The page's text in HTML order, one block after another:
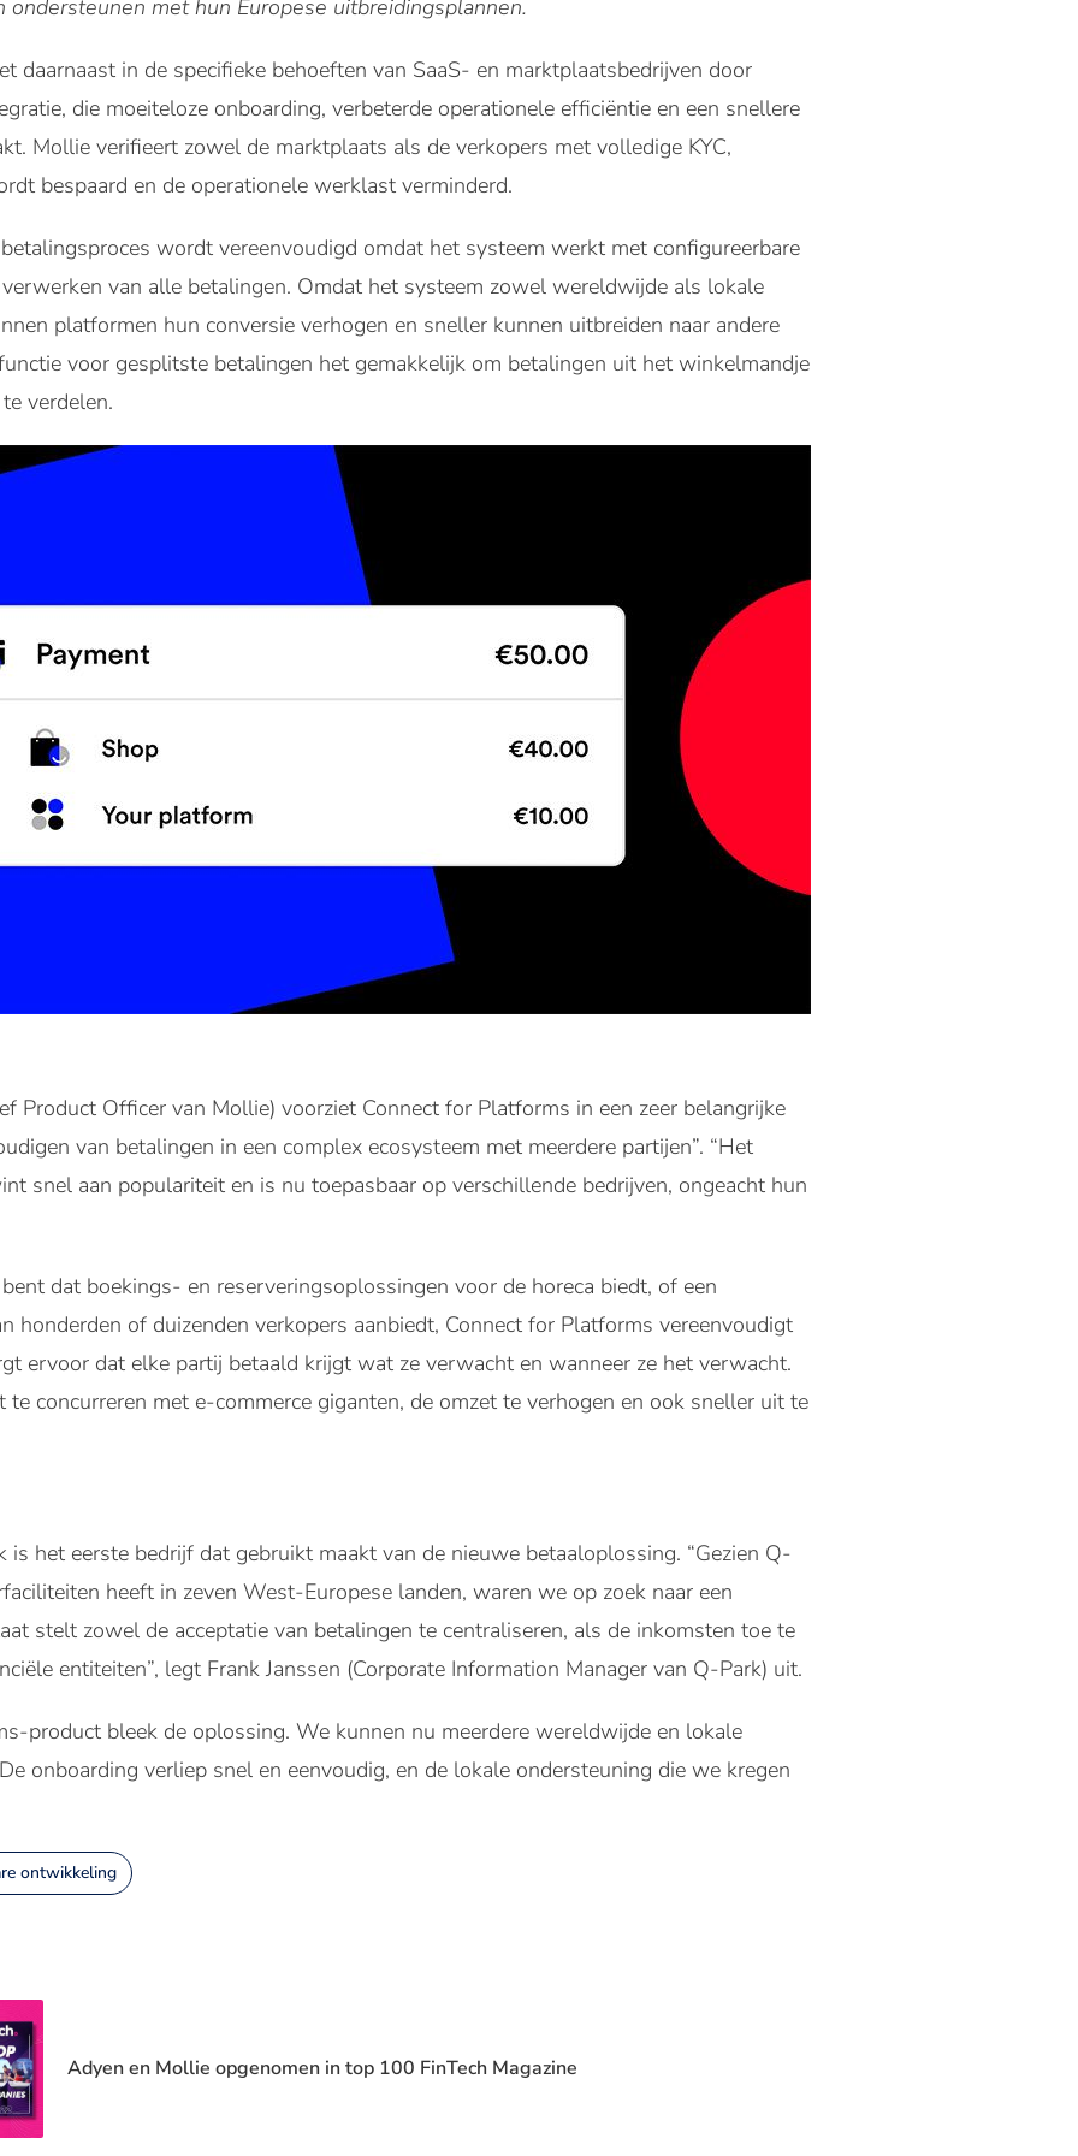
met hun Europese uitbreidingsplannen.
daarnaast in de specifieke behoeften van SaaS- en marktplaatsbedrijven door
die moeiteloze onboarding, verbeterde operationele efficiëntie en een snellere
Mollie verifieert zowel de marktplaats als de verkopers met volledige KYC,
bespaard en de operationele werklast verminderd.
wordt vereenvoudigd omdat het systeem werkt met configureerbare
verwerken van alle betalingen. Omdat het systeem zowel wereldwijde als lokale
platformen hun conversie verhogen en sneller kunnen uitbreiden naar andere
voor gesplitste betalingen het gemakkelijk om betalingen uit het winkelmandje
verdelen.
Product Officer van Mollie) voorziet Connect for Platforms in een zeer belangrijke
van betalingen in een complex ecosysteem met meerdere partijen”. “Het
snel aan populariteit en is nu toepasbaar op verschillende bedrijven, ongeacht hun
dat boekings- en reserveringsoplossingen voor de horeca biedt, of een
honderden of duizenden verkopers aanbiedt, Connect for Platforms vereenvoudigt
ervoor dat elke partij betaald krijgt wat ze verwacht en wanneer ze het verwacht.
concurreren met e-commerce giganten, de omzet te verhogen en ook sneller uit te
is het eerste bedrijf dat gebruikt maakt van de nieuwe betaaloplossing. “Gezien Q-
heeft in zeven West-Europese landen, waren we op zoek naar een
stelt zowel de acceptatie van betalingen te centraliseren, als de inkomsten toe te
entiteiten”, legt Frank Janssen (Corporate Information Manager van Q-Park) uit.
product bleek de oplossing. We kunnen nu meerdere wereldwijde en lokale
onboarding verliep snel en eenvoudig, en de lokale ondersteuning die we kregen
ontwikkeling
Adyen en Mollie opgenomen in top 100 FinTech Magazine